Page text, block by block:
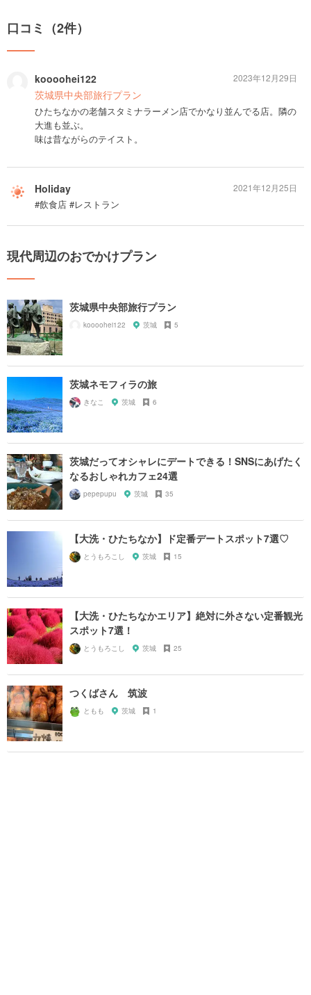
口コミ（2件）
koooohei122
茨城県中央部旅行プラン
ひたちなかの老舗スタミナラーメン店でかなり並んでる店。隣の
大進も並ぶ。
味は昔ながらのテイスト。
2023年12月29日
Holiday
#飲食店 #レストラン
2021年12月25日
現代周辺のおでかけプラン
茨城県中央部旅行プラン
koooohei122 茨城 5
茨城ネモフィラの旅
きなこ 茨城 6
茨城だってオシャレにデートできる！SNSにあげたく
なるおしゃれカフェ24選
pepepupu 茨城 35
【大洗・ひたちなか】ド定番デートスポット7選♡
とうもろこし 茨城 15
【大洗・ひたちなかエリア】絶対に外さない定番観光
スポット7選！
とうもろこし 茨城 25
つくばさん 筑波
ともも 茨城 1